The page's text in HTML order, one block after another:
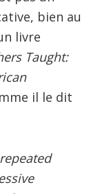
bien au
livre
Taught:
il le dit